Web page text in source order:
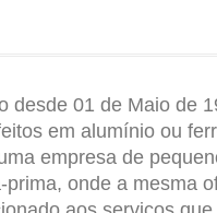
01 de Maio de
em alumínio ou
empresa de
onde a mesma